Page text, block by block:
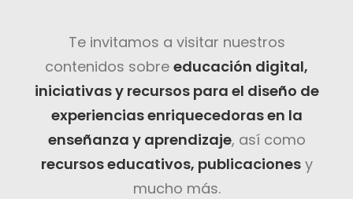
Te invitamos a visitar nuestros
contenidos sobre educación digital,
iniciativas y recursos para el diseño de
experiencias enriquecedoras en la
enseñanza y aprendizaje, así como
recursos educativos, publicacionesy
mucho más.